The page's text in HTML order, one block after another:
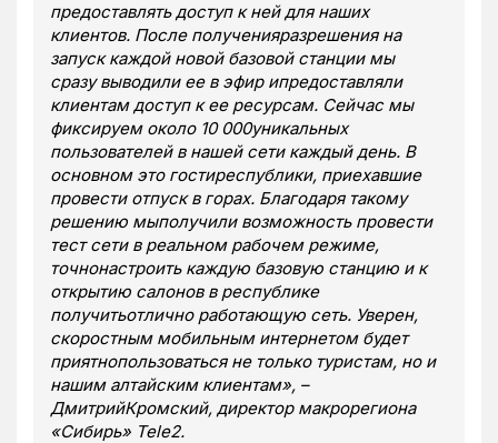
предоставлять доступ к ней для наших
клиентов. После полученияразрешения на
запуск каждой новой базовой станции мы
сразу выводили ее в эфир ипредоставляли
клиентам доступ к ее ресурсам. Сейчас мы
фиксируем около 10 000уникальных
пользователей в нашей сети каждый день. В
основном это гостиреспублики, приехавшие
провести отпуск в горах. Благодаря такому
решению мыполучили возможность провести
тест сети в реальном рабочем режиме,
точнонастроить каждую базовую станцию и к
открытию салонов в республике
получитьотлично работающую сеть. Уверен,
скоростным мобильным интернетом будет
приятнопользоваться не только туристам, но и
нашим алтайским клиентам», –
ДмитрийКромский, директор макрорегиона
«Сибирь» Tele2.